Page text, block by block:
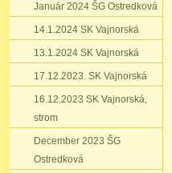
Január 2024 ŠG Ostredková
14.1.2024 SK Vajnorská
13.1.2024 SK Vajnorská
17.12.2023. SK Vajnorská
16.12.2023 SK Vajnorská‚
strom
December 2023 ŠG
Ostredková